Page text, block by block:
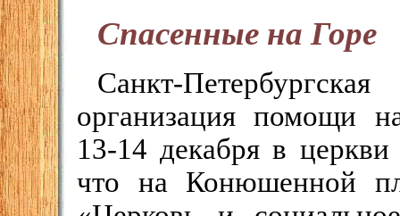
Спасенные на Горе
Санкт-
организация помощи
13-14 декабря в
что на Конюшенной